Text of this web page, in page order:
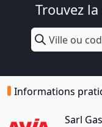
Trouvez
Informations
Sarl